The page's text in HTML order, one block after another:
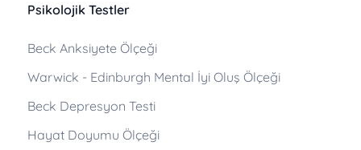
Psikolojik Testler
Beck Anksiyete Ölçeği
Warwick - Edinburgh Mental İyi Oluş Ölçeği
Beck Depresyon Testi
Hayat Doyumu Ölçeği